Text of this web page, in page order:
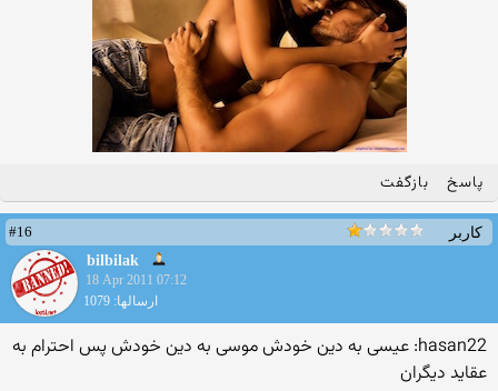
پاسخ بازگفت
کاربر
#16
bilbilak
18 Apr 2011 07:12
ارسالها: 1079
hasan22: عیسی به دین خودش موسی به دین خودش پس احترام به
عقاید دیگران